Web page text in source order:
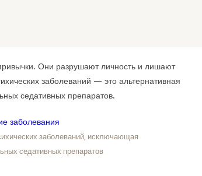
Они разрушают личность и лишают
заболеваний — это альтернативная
седативных препаратов.
заболеваний, исключающая
седативных препаратов